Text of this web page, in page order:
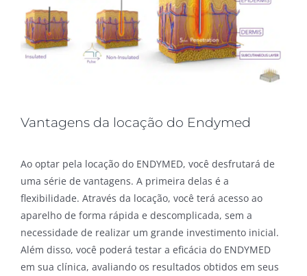
Vantagens da locação do Endymed
Ao optar pela locação do ENDYMED, você desfrutará de
uma série de vantagens. A primeira delas é a
flexibilidade. Através da locação, você terá acesso ao
aparelho de forma rápida e descomplicada, sem a
necessidade de realizar um grande investimento inicial.
Além disso, você poderá testar a eficácia do ENDYMED
em sua clínica, avaliando os resultados obtidos em seus